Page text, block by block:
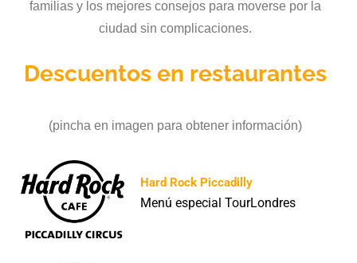
familias y los mejores consejos para moverse por la
ciudad sin complicaciones.
Descuentos en restaurantes
(pincha en imagen para obtener información)
Hard Rock Piccadilly
Menú especial TourLondres